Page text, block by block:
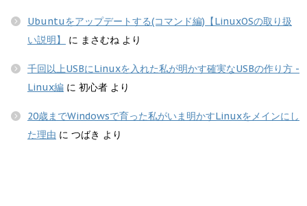
Ubuntuをアップデートする(コマンド編)【LinuxOSの取り扱
い説明】
に まさむね より
千回以上USBにLinuxを入れた私が明かす確実なUSBの作り方 -
Linux編 に 初心者 より
20歳までWindowsで育った私がいま明かすLinuxをメインにし
た理由 に つばき より